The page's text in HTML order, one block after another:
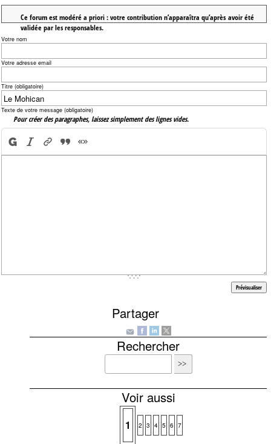
Ce forum est modéré a priori : votre contribution n’apparaîtra qu’après avoir été
validée par les responsables.
Votre nom
Votre adresse email
Titre (obligatoire)
Texte de votre message (obligatoire)
Pour créer des paragraphes, laissez simplement des lignes vides.
Partager
Rechercher
Voir aussi
1 2 3 4 5 6 7